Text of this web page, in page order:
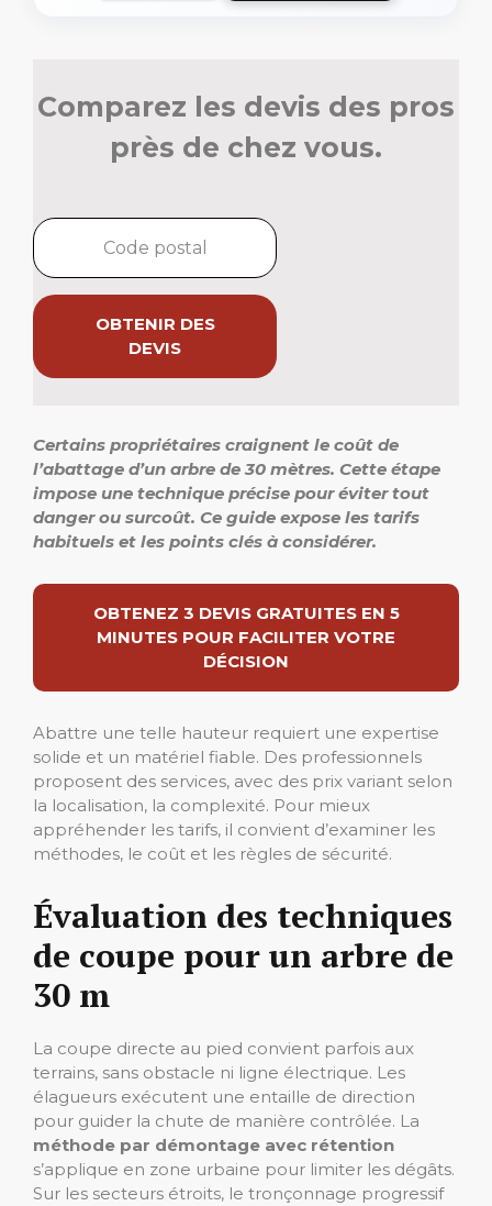
Comparez les devis des pros
près de chez vous.
OBTENIR DES
DEVIS
Certains propriétaires craignent le coût de
l’abattage d’un arbre de 30 mètres. Cette étape
impose une technique précise pour éviter tout
danger ou surcoût. Ce guide expose les tarifs
habituels et les points clés à considérer.
OBTENEZ 3 DEVIS GRATUITES EN 5
MINUTES POUR FACILITER VOTRE
DÉCISION
Abattre une telle hauteur requiert une expertise
solide et un matériel fiable. Des professionnels
proposent des services, avec des prix variant selon
la localisation, la complexité. Pour mieux
appréhender les tarifs, il convient d’examiner les
méthodes, le coût et les règles de sécurité.
Évaluation des techniques
de coupe pour un arbre de
30 m
La coupe directe au pied convient parfois aux
terrains, sans obstacle ni ligne électrique. Les
élagueurs exécutent une entaille de direction
pour guider la chute de manière contrôlée. La
méthode par démontage avec rétention
s’applique en zone urbaine pour limiter les dégâts.
Sur les secteurs étroits, le tronçonnage progressif